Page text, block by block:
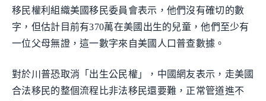
移民權利組織美國移民委員會表示，他們沒有確切的數
字，但估計目前有370萬在美國出生的兒童，他們至少有
一位父母無證，這一數字來自美國人口普查數據。
對於川普恐取消「出生公民權」，中國網友表示，走美國
合法移民的整個流程比非法移民還要難，正常管道進不